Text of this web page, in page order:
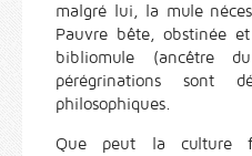
malgré lui, la mule
Pauvre bête, obstinée
bibliomule (ancêtre
pérégrinations sont
philosophiques.
Que peut la culture